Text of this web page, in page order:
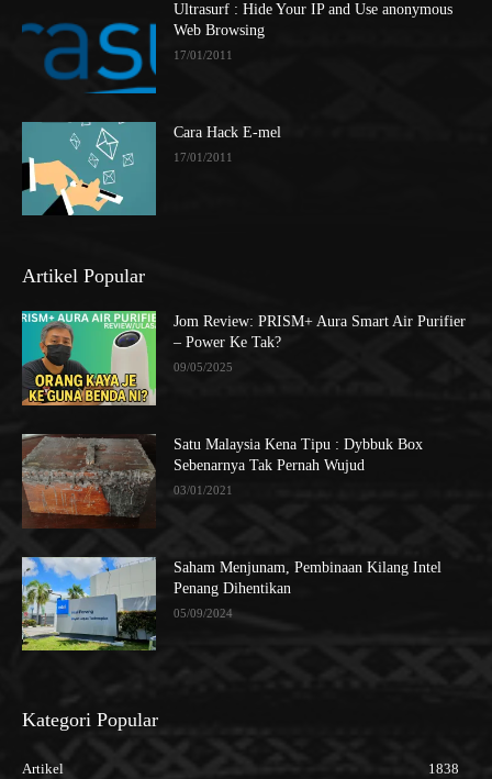
Ultrasurf : Hide Your IP and Use anonymous
Web Browsing
17/01/2011
Cara Hack E-mel
17/01/2011
Artikel Popular
Jom Review: PRISM+ Aura Smart Air Purifier
– Power Ke Tak?
09/05/2025
Satu Malaysia Kena Tipu : Dybbuk Box
Sebenarnya Tak Pernah Wujud
03/01/2021
Saham Menjunam, Pembinaan Kilang Intel
Penang Dihentikan
05/09/2024
Kategori Popular
Artikel
1838